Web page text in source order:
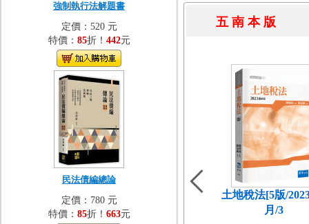
強制執行法解題書
定價：520 元
特價： 85折！ 442元
民法債編總論
定價：780 元
特價： 85折！ 663元
五 南 本
土地稅法[5版/
月/3